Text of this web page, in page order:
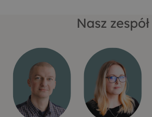
Nasz zespół